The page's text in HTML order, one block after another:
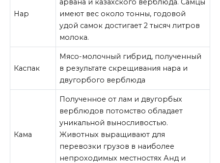
Нар
имеют вес около тонны, годовой
удой самок достигает 2 тысяч литров
молока.
Каспак
Мясо-молочный гибрид, полученный
в результате скрещивания нара и
двугорбого верблюда
Кама
Полученное от лам и двугорбых
верблюдов потомство обладает
уникальной выносливостью.
Животных выращивают для
перевозки грузов в наиболее
непроходимых местностях Анд и